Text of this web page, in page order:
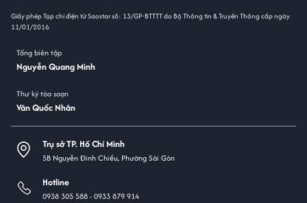
Giấy phép Tạp chí điện tử Saostar số: 13/GP-BTTTT do Bộ Thông tin & Truyền Thông cấp ngày
11/01/2016
Tổng biên tập
Nguyễn Quang Minh
Thư ký tòa soạn
Văn Quốc Nhân
Trụ sở TP. Hồ Chí Minh
5B Nguyễn Đình Chiểu, Phường Sài Gòn
Hotline
0938 305 588 -0933 879 914